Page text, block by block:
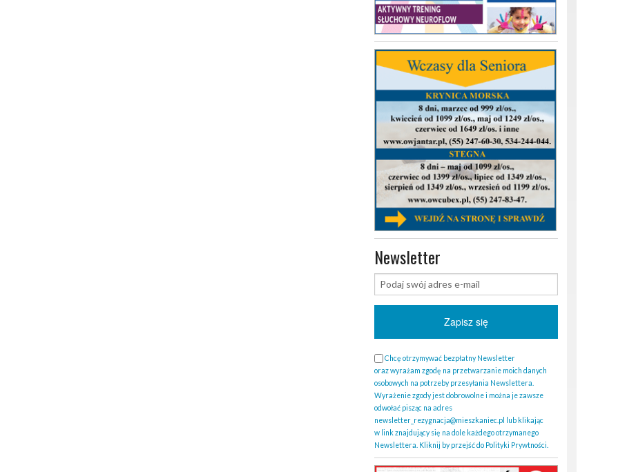
Newsletter
Chcę otrzymywać bezpłatny Newsletter
oraz wyrażam zgodę na przetwarzanie moich danych
osobowych na potrzeby przesyłania Newslettera.
Wyrażenie zgody jest dobrowolne i można je zawsze
odwołać pisząc na adres
newsletter_rezygnacja@mieszkaniec.pl lub klikając
w link znajdujący się na dole każdego otrzymanego
Newslettera. Kliknij by przejść do Polityki Prywtności.